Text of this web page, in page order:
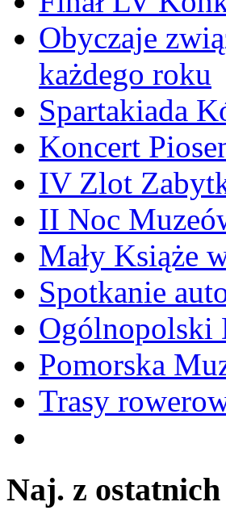
Obyczaje
każdego roku
Spartakiada
Koncert
IV Zlot
II Noc
Mały Książe
Spotkanie
Ogólnopolski
Pomorska
Trasy
Naj. z